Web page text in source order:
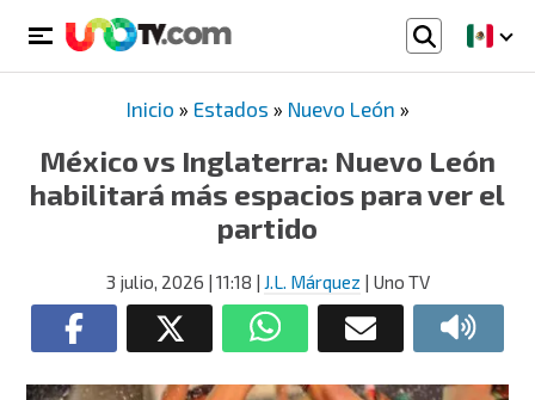
Inicio » Estados » Nuevo León »
México vs Inglaterra: Nuevo León
habilitará más espacios para ver el
partido
3 julio, 2026 | 11:18 | J.L. Márquez | Uno TV